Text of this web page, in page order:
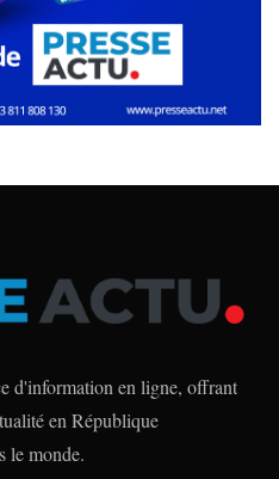
d'information en ligne, offrant
en République
le monde.